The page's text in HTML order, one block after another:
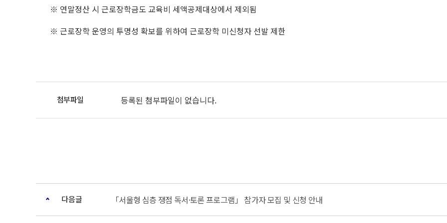
※ 연말정산 시 근로장학금도 교육비 세액공제대상에서 제외됨
※ 근로장학 운영의 투명성 확보를 위하여 근로장학 미신청자 선발 제한
등록된 첨부파일이 없습니다.
다음글 「서울형 심층 쟁점 독서·토론 프로그램」 참가자 모집 및 신청 안내